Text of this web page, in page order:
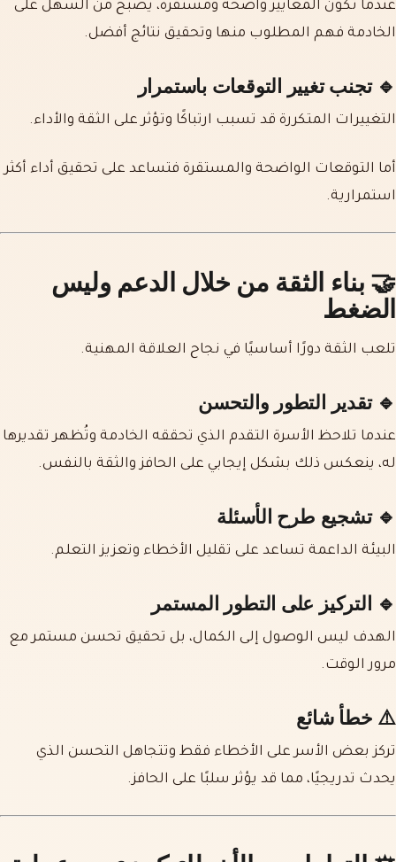
عندما تكون المعايير واضحة ومستقرة، يصبح من السهل على
الخادمة فهم المطلوب منها وتحقيق نتائج أفضل.
🔹 تجنب تغيير التوقعات باستمرار
التغييرات المتكررة قد تسبب ارتباكًا وتؤثر على الثقة والأداء.
أما التوقعات الواضحة والمستقرة فتساعد على تحقيق أداء أكثر
استمرارية.
🤝 بناء الثقة من خلال الدعم وليس
الضغط
تلعب الثقة دورًا أساسيًا في نجاح العلاقة المهنية.
🔹 تقدير التطور والتحسن
عندما تلاحظ الأسرة التقدم الذي تحققه الخادمة وتُظهر تقديرها
له، ينعكس ذلك بشكل إيجابي على الحافز والثقة بالنفس.
🔹 تشجيع طرح الأسئلة
البيئة الداعمة تساعد على تقليل الأخطاء وتعزيز التعلم.
🔹 التركيز على التطور المستمر
الهدف ليس الوصول إلى الكمال، بل تحقيق تحسن مستمر مع
مرور الوقت.
⚠️ خطأ شائع
تركز بعض الأسر على الأخطاء فقط وتتجاهل التحسن الذي
يحدث تدريجيًا، مما قد يؤثر سلبًا على الحافز.